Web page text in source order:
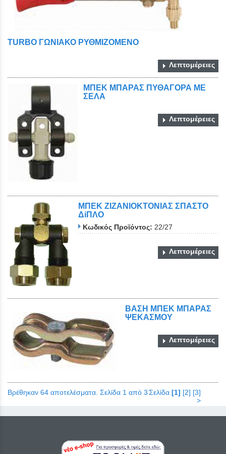
TURBO ΓΩΝΙΑΚΟ ΡΥΘΜΙΖΟΜΕΝΟ
Λεπτομέρειες
ΜΠΕΚ ΜΠΑΡΑΣ ΠΥΘΑΓΟΡΑ ΜΕ
ΣΕΛΑ
Λεπτομέρειες
ΜΠΕΚ ΖΙΖΑΝΙΟΚΤΟΝΙΑΣ ΣΠΑΣΤΟ
ΔiΠΛΟ
Κωδικός Προϊόντος: 22/27
Λεπτομέρειες
ΒΑΣΗ ΜΠΕΚ ΜΠΑΡΑΣ
ΨΕΚΑΣΜΟΥ
Λεπτομέρειες
Βρέθηκαν 64 αποτελέσματα. Σελίδα 1 από 3Σελίδα [1] [2] [3]
>